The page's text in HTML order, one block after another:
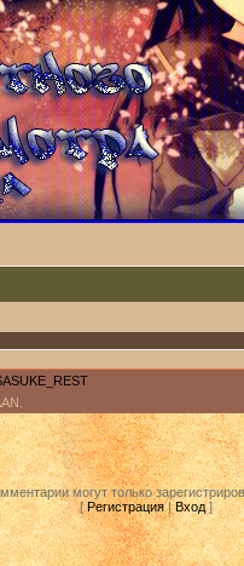
могут только
[Регистрация|Вход]